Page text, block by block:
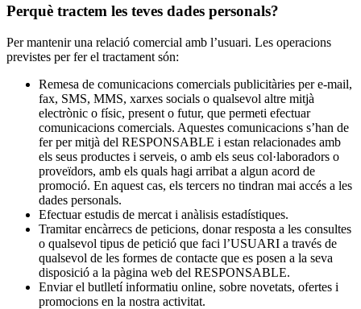
Perquè tractem les teves dades personals?
Per mantenir una relació comercial amb l’usuari. Les operacions
previstes per fer el tractament són:
Remesa de comunicacions comercials publicitàries per e-mail,
fax, SMS, MMS, xarxes socials o qualsevol altre mitjà
electrònic o físic, present o futur, que permeti efectuar
comunicacions comercials. Aquestes comunicacions s’han de
fer per mitjà del RESPONSABLE i estan relacionades amb
els seus productes i serveis, o amb els seus col·laboradors o
proveïdors, amb els quals hagi arribat a algun acord de
promoció. En aquest cas, els tercers no tindran mai accés a les
dades personals.
Efectuar estudis de mercat i anàlisis estadístiques.
Tramitar encàrrecs de peticions, donar resposta a les consultes
o qualsevol tipus de petició que faci l’USUARI a través de
qualsevol de les formes de contacte que es posen a la seva
disposició a la pàgina web del RESPONSABLE.
Enviar el butlletí informatiu online, sobre novetats, ofertes i
promocions en la nostra activitat.